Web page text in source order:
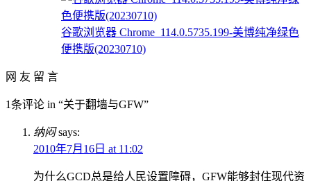
谷歌浏览器 Chrome_114.0.5735.199-美博纯净绿色
便携版(20230710)
网 友 留 言
1条评论 in “关于翻墙与GFW”
纳闷 says:
2010年7月16日 at 11:02
为什么GCD总是给人民设置障碍，GFW能够封住现代资